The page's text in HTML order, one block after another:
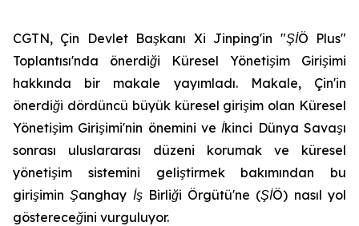
CGTN, Çin Devlet Başkanı Xi Jinping'in "ŞİÖ Plus"
Toplantısı'nda önerdiği Küresel Yönetişim Girişimi
hakkında bir makale yayımladı. Makale, Çin'in
önerdiği dördüncü büyük küresel girişim olan Küresel
Yönetişim Girişimi'nin önemini ve İkinci Dünya Savaşı
sonrası uluslararası düzeni korumak ve küresel
yönetişim sistemini geliştirmek bakımından bu
girişimin Şanghay İş Birliği Örgütü'ne (ŞİÖ) nasıl yol
göstereceğini vurguluyor.